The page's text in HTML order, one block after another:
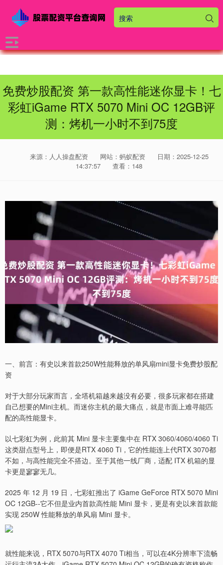
免费炒股配资 第一款高性能迷你显卡！七
彩虹iGame RTX 5070 Mini OC 12GB评
测：烤机一小时不到75度
来源：人人操盘配资 网站：蚂蚁配资
日期：2025-12-25
14:37:57
查看：148
一、前言：有史以来首款250W性能释放的单风扇mini显卡免费炒股配
资
对于大部分玩家而言，全塔机箱越来越没有必要，很多玩家都在搭建
自己想要的Mini主机。而迷你主机的最大痛点，就是市面上难寻能匹
配的高性能显卡。
以七彩虹为例，此前其 Mini 显卡主要集中在 RTX 3060/4060/4060 Ti
这类甜点型号上，即便是RTX 4060 Ti，它的性能连上代RTX 3070都
不如，与高性能完全不搭边。至于其他一线厂商，适配 ITX 机箱的显
卡更是寥寥无几。
2025 年 12 月 19 日，七彩虹推出了 iGame GeForce RTX 5070 Mini
OC 12GB--它不但是业内首款高性能 Mini 显卡，更是有史以来首款能
实现 250W 性能释放的单风扇 Mini 显卡。
就性能来说，RTX 5070与RTX 4070 Ti相当，可以在4K分辨率下流畅